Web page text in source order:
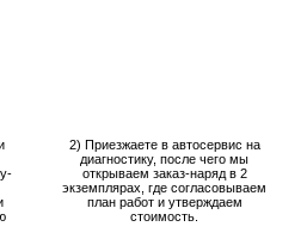
2) Приезжаете в автосервис на
диагностику, после чего мы
открываем заказ-наряд в 2
экземплярах, где согласовываем
план работ и утверждаем
стоимость.